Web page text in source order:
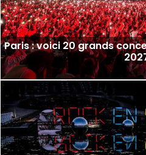
Paris : voici 20 grands